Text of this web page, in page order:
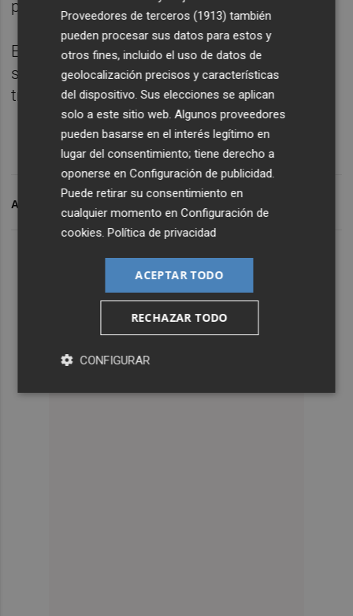
penitenciario.
El magistrado tiene pendiente resolver la
solicitud del recluso para ampliar de dos a
tres días estas salidas autorizadas.
ARCHIVADO EN
Proveedores de terceros (1913) también
pueden procesar sus datos para estos y
otros fines, incluido el uso de datos de
geolocalización precisos y características
del dispositivo. Sus elecciones se aplican
solo a este sitio web. Algunos proveedores
pueden basarse en el interés legítimo en
lugar del consentimiento; tiene derecho a
oponerse enConfiguración de publicidad.
Puede retirar su consentimiento en
cualquier momento enConfiguración de
cookies.Política de privacidad
ACEPTAR TODO
RECHAZAR TODO
CONFIGURAR